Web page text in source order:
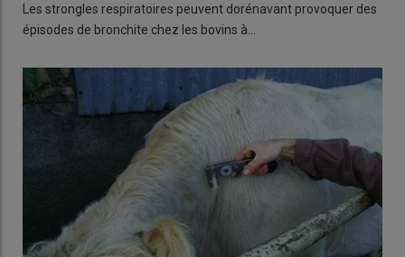
Les strongles respiratoires peuvent dorénavant provoquer des
épisodes de bronchite chez les bovins à…